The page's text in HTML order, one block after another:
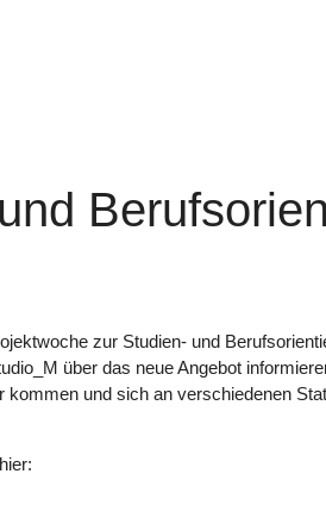
zur Studien- und
über das neue Angebot
und sich an verschiedenen